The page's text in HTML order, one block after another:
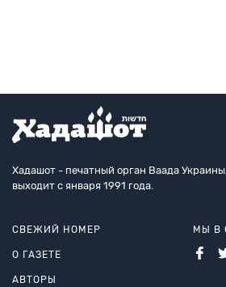
Хадашот - печатный орган Ваада
выходит с января 1991 года.
СВЕЖИЙ НОМЕР
О ГАЗЕТЕ
АВТОРЫ
МЫ В